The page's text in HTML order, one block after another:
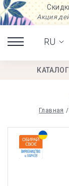
Акция
RU
КАТАЛОГ
Главная